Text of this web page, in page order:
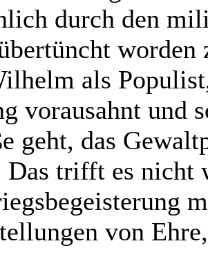
durch den
worden
als
vorausahnt und
geht, das
Das trifft es nicht
von